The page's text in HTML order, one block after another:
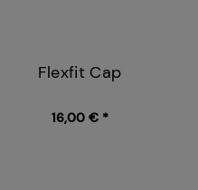
Flexfit Cap
16,00 € *